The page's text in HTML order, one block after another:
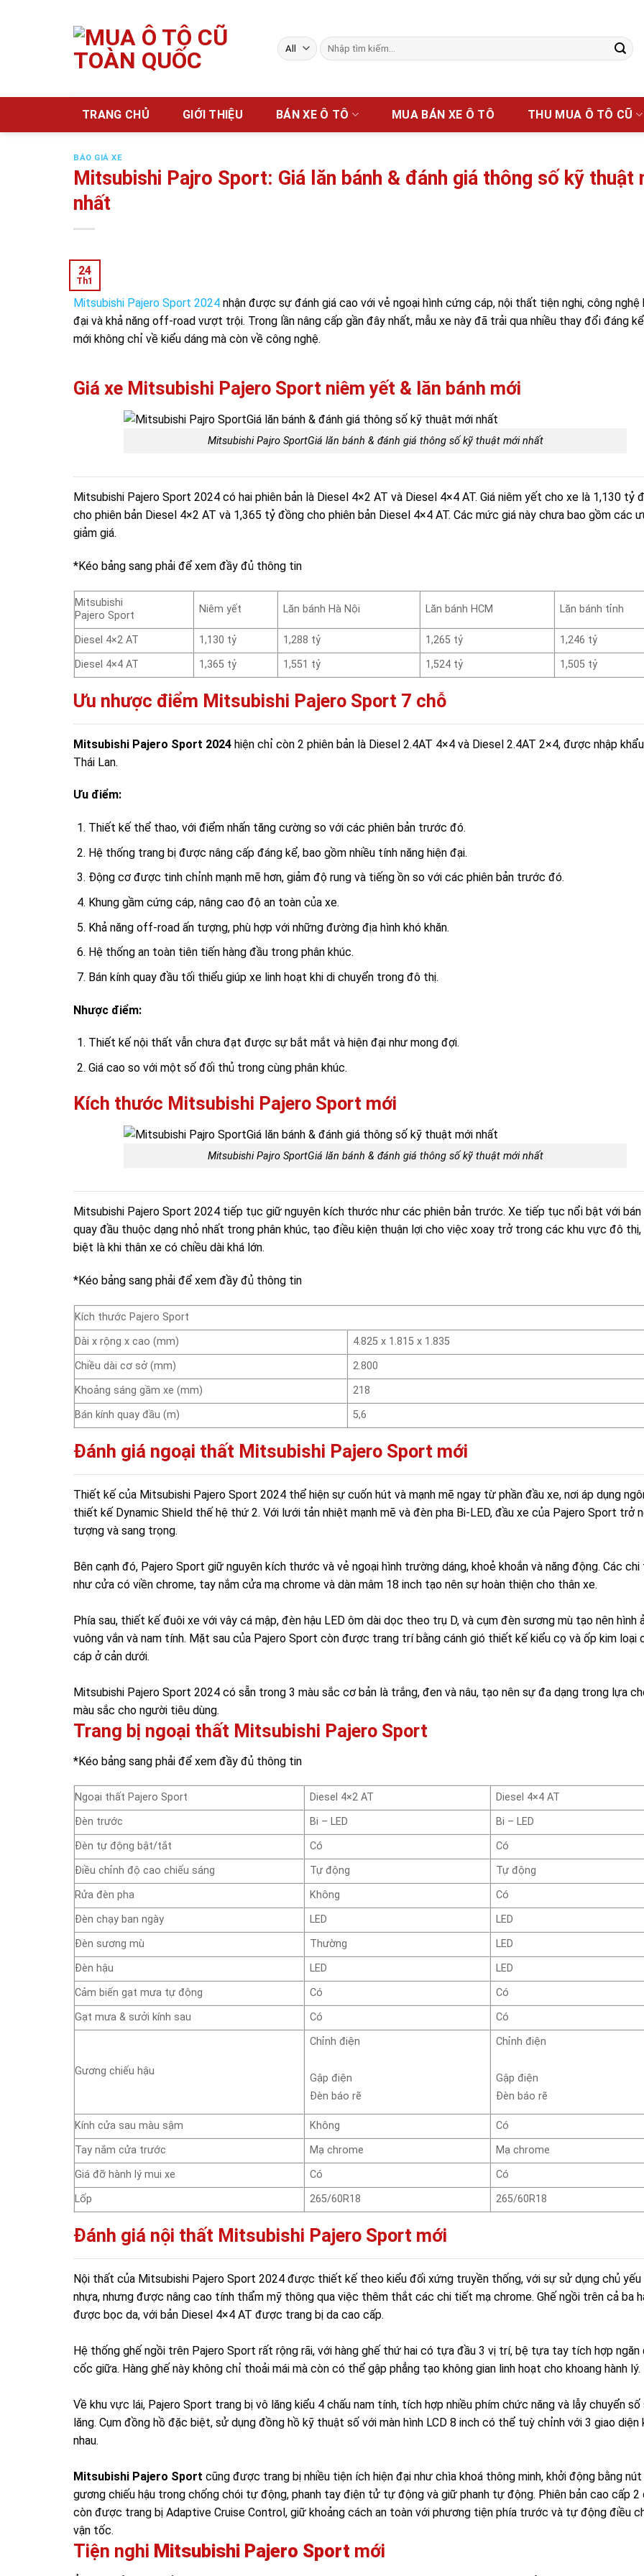
Tìm
kiếm:
TRANG CHỦ GIỚI THIỆU BÁN XE Ô TÔ MUA BÁN XE Ô TÔ THU MUA Ô TÔ CŨ
BÁO GIÁ XE
Mitsubishi Pajro Sport: Giá lăn bánh & đánh giá thông số kỹ thuật
nhất
24
Th1
Mitsubishi Pajero Sport 2024 nhận được sự đánh giá cao với vẻ ngoại hình cứng cáp, nội thất tiện nghi, công nghệ
đại và khả năng off-road vượt trội. Trong lần nâng cấp gần đây nhất, mẫu xe này đã trải qua nhiều thay đổi đáng
mới không chỉ về kiểu dáng mà còn về công nghệ.
Giá xe Mitsubishi Pajero Sport niêm yết & lăn bánh mới
Mitsubishi Pajro SportGiá lăn bánh & đánh giá thông số kỹ thuật mới nhất
Mitsubishi Pajero Sport 2024 có hai phiên bản là Diesel 4×2 AT và Diesel 4×4 AT. Giá niêm yết cho xe là 1,130 tỷ
cho phiên bản Diesel 4×2 AT và 1,365 tỷ đồng cho phiên bản Diesel 4×4 AT. Các mức giá này chưa bao gồm các
giảm giá.
*Kéo bảng sang phải để xem đầy đủ thông tin
Mitsubishi
Pajero Sport
Niêm yết Lăn bánh Hà Nội Lăn bánh HCM Lăn bánh tỉnh
Diesel 4×2 AT 1,130 tỷ 1,288 tỷ 1,265 tỷ
1,246 tỷ
Diesel 4×4 AT
1,365 tỷ 1,551 tỷ 1,524 tỷ 1,505 tỷ
Ưu nhược điểm Mitsubishi Pajero Sport 7 chỗ
Mitsubishi Pajero Sport 2024 hiện chỉ còn 2 phiên bản là Diesel 2.4AT 4×4 và Diesel 2.4AT 2×4, được nhập
Thái Lan.
Ưu điểm:
Thiết kế thể thao, với điểm nhấn tăng cường so với các phiên bản trước đó.
Hệ thống trang bị được nâng cấp đáng kể, bao gồm nhiều tính năng hiện đại.
Động cơ được tinh chỉnh mạnh mẽ hơn, giảm độ rung và tiếng ồn so với các phiên bản trước đó.
Khung gầm cứng cáp, nâng cao độ an toàn của xe.
Khả năng off-road ấn tượng, phù hợp với những đường địa hình khó khăn.
Hệ thống an toàn tiên tiến hàng đầu trong phân khúc.
Bán kính quay đầu tối thiểu giúp xe linh hoạt khi di chuyển trong đô thị.
Nhược điểm:
Thiết kế nội thất vẫn chưa đạt được sự bắt mắt và hiện đại như mong đợi.
Giá cao so với một số đối thủ trong cùng phân khúc.
Kích thước Mitsubishi Pajero Sport mới
Mitsubishi Pajro SportGiá lăn bánh & đánh giá thông số kỹ thuật mới nhất
Mitsubishi Pajero Sport 2024 tiếp tục giữ nguyên kích thước như các phiên bản trước. Xe tiếp tục nổi bật với bán
quay đầu thuộc dạng nhỏ nhất trong phân khúc, tạo điều kiện thuận lợi cho việc xoay trở trong các khu vực đô thị,
biệt là khi thân xe có chiều dài khá lớn.
*Kéo bảng sang phải để xem đầy đủ thông tin
Kích thước Pajero Sport
Dài x rộng x cao (mm)
4.825 x 1.815 x 1.835
Chiều dài cơ sở (mm)
2.800
Khoảng sáng gầm xe (mm)
218
Bán kính quay đầu (m)
5,6
Đánh giá ngoại thất Mitsubishi Pajero Sport mới
Thiết kế của Mitsubishi Pajero Sport 2024 thể hiện sự cuốn hút và mạnh mẽ ngay từ phần đầu xe, nơi áp dụng
thiết kế Dynamic Shield thế hệ thứ 2. Với lưới tản nhiệt mạnh mẽ và đèn pha Bi-LED, đầu xe của Pajero Sport trở
tượng và sang trọng.
Bên cạnh đó, Pajero Sport giữ nguyên kích thước và vẻ ngoại hình trường dáng, khoẻ khoắn và năng động. Các
như cửa có viền chrome, tay nắm cửa mạ chrome và dàn mâm 18 inch tạo nên sự hoàn thiện cho thân xe.
Phía sau, thiết kế đuôi xe với vây cá mập, đèn hậu LED ôm dài dọc theo trụ D, và cụm đèn sương mù tạo nên hình
vuông vắn và nam tính. Mặt sau của Pajero Sport còn được trang trí bằng cánh gió thiết kế kiểu cọ và ốp kim loại
cáp ở cản dưới.
Mitsubishi Pajero Sport 2024 có sẵn trong 3 màu sắc cơ bản là trắng, đen và nâu, tạo nên sự đa dạng trong lựa
màu sắc cho người tiêu dùng.
Trang bị ngoại thất Mitsubishi Pajero Sport
*Kéo bảng sang phải để xem đầy đủ thông tin
Ngoại thất Pajero Sport Diesel 4×2 AT
Diesel 4×4 AT
Đèn trước
Bi – LED
Bi – LED
Đèn tự động bật/tắt
Có
Có
Điều chỉnh độ cao chiếu sáng
Tự động
Tự động
Rửa đèn pha
Không
Có
Đèn chạy ban ngày
LED
LED
Đèn sương mù
Thường
LED
Đèn hậu
LED
LED
Cảm biến gạt mưa tự động
Có
Có
Gạt mưa & sưởi kính sau
Có Có
Gương chiếu hậu
Chỉnh điện
Gập điện
Đèn báo rẽ
Chỉnh điện
Gập điện
Đèn báo rẽ
Kính cửa sau màu sậm Không
Có
Tay nắm cửa trước
Mạ chrome
Mạ chrome
Giá đỡ hành lý mui xe
Có
Có
Lốp
265/60R18 265/60R18
Đánh giá nội thất Mitsubishi Pajero Sport mới
Nội thất của Mitsubishi Pajero Sport 2024 được thiết kế theo kiểu đối xứng truyền thống, với sự sử dụng chủ yếu
nhựa, nhưng được nâng cao tính thẩm mỹ thông qua việc thêm thắt các chi tiết mạ chrome. Ghế ngồi trên cả ba
được bọc da, với bản Diesel 4×4 AT được trang bị da cao cấp.
Hệ thống ghế ngồi trên Pajero Sport rất rộng rãi, với hàng ghế thứ hai có tựa đầu 3 vị trí, bệ tựa tay tích hợp ngăn
cốc giữa. Hàng ghế này không chỉ thoải mái mà còn có thể gập phẳng tạo không gian linh hoạt cho khoang hành lý.
Về khu vực lái, Pajero Sport trang bị vô lăng kiểu 4 chấu nam tính, tích hợp nhiều phím chức năng và lẫy chuyển số
lăng. Cụm đồng hồ đặc biệt, sử dụng đồng hồ kỹ thuật số với màn hình LCD 8 inch có thể tuỳ chỉnh với 3 giao diện
nhau.
Mitsubishi Pajero Sport cũng được trang bị nhiều tiện ích hiện đại như chìa khoá thông minh, khởi động bằng nút
gương chiếu hậu trong chống chói tự động, phanh tay điện tử tự động và giữ phanh tự động. Phiên bản cao cấp 2
còn được trang bị Adaptive Cruise Control, giữ khoảng cách an toàn với phương tiện phía trước và tự động điều
vận tốc.
Tiện nghi Mitsubishi Pajero Sport mới